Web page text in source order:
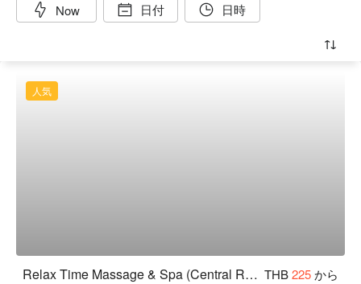
Now 日付 日時
人気
Relax Time Massage & Spa (Central Rama 9) THB225から